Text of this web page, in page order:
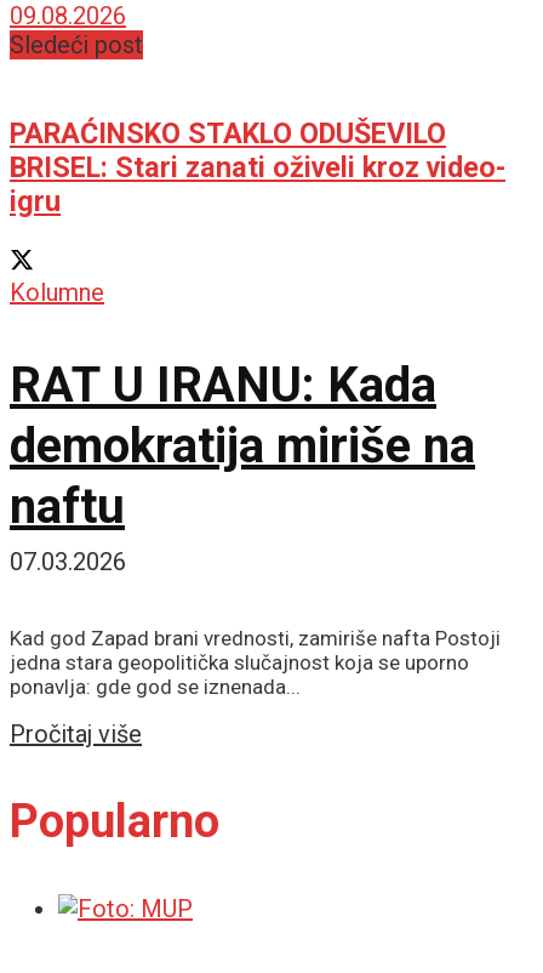
09.08.2026
Sledeći post
PARAĆINSKO STAKLO ODUŠEVILO
BRISEL: Stari zanati oživeli kroz video-
igru
Kolumne
RAT U IRANU: Kada
demokratija miriše na
naftu
07.03.2026
Kad god Zapad brani vrednosti, zamiriše nafta Postoji
jedna stara geopolitička slučajnost koja se uporno
ponavlja: gde god se iznenada...
Pročitaj više
Popularno